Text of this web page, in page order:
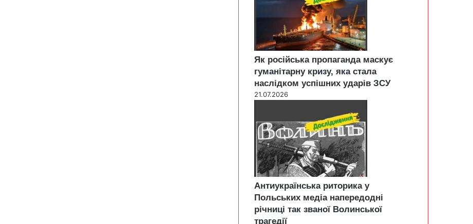
Як російська пропаганда маскує
гуманітарну кризу, яка стала
наслідком успішних ударів ЗСУ
21.07.2026
Антиукраїнська риторика у
Польських медіа напередодні
річниці так званої Волинської
трагедії